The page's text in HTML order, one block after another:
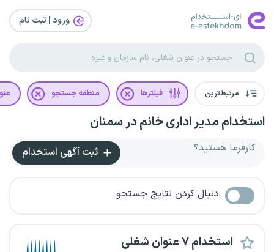
ورود | ثبت‌ نام
مرتبط‌ترین فیلترها منطقه جستجو
استخدام مدیر اداری خانم در سمنان
کارفرما هستید؟ ثبت آگهی استخدام
دنبال کردن نتایج جستجو
استخدام ۷ عنوان شغلی